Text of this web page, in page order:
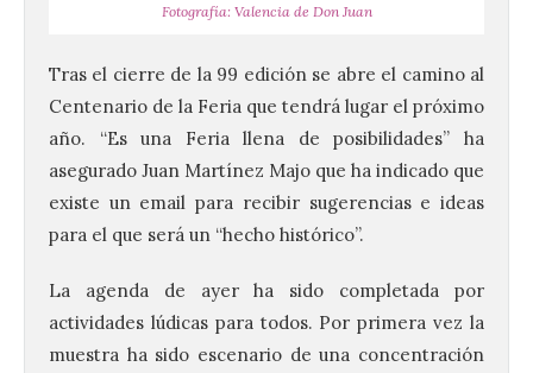
Fotografía: Valencia de Don Juan
Tras el cierre de la 99 edición se abre el camino al
Centenario de la Feria que tendrá lugar el próximo
año. “Es una Feria llena de posibilidades” ha
asegurado Juan Martínez Majo que ha indicado que
existe un email para recibir sugerencias e ideas
para el que será un “hecho histórico”.
La agenda de ayer ha sido completada por
actividades lúdicas para todos. Por primera vez la
muestra ha sido escenario de una concentración